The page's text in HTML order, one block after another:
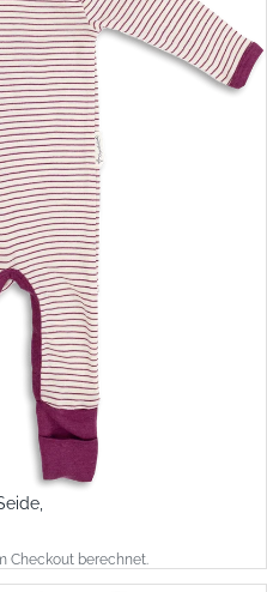
Checkout berechnet.